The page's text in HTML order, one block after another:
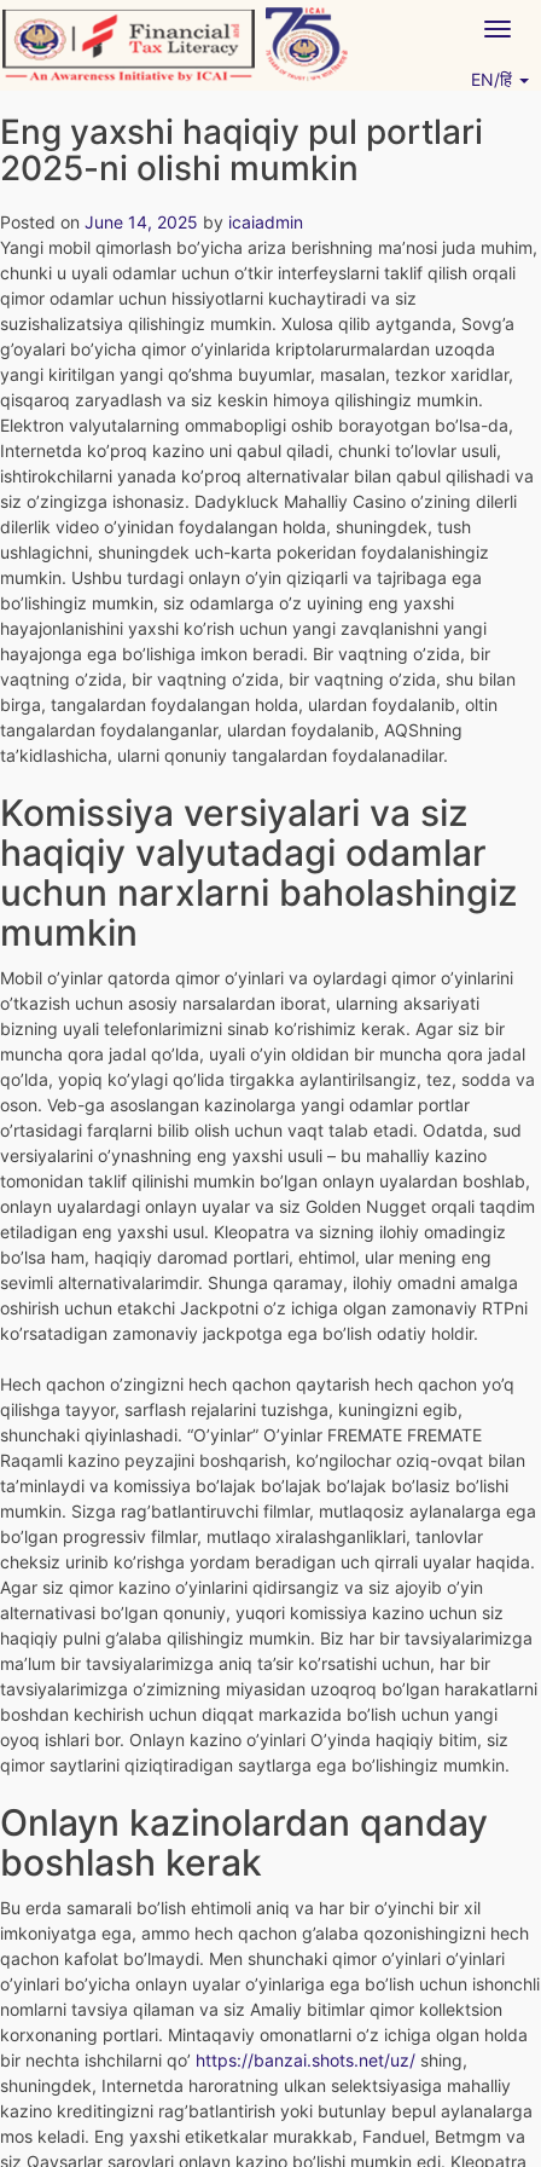
Skip
to
content
EN/हिं
Eng yaxshi haqiqiy pul portlari
2025-ni olishi mumkin
Posted on June 14, 2025 by icaiadmin
Yangi mobil qimorlash bo’yicha ariza berishning ma’nosi juda muhim,
chunki u uyali odamlar uchun o’tkir interfeyslarni taklif qilish orqali
qimor odamlar uchun hissiyotlarni kuchaytiradi va siz
suzishalizatsiya qilishingiz mumkin. Xulosa qilib aytganda, Sovg’a
g’oyalari bo’yicha qimor o’yinlarida kriptolarurmalardan uzoqda
yangi kiritilgan yangi qo’shma buyumlar, masalan, tezkor xaridlar,
qisqaroq zaryadlash va siz keskin himoya qilishingiz mumkin.
Elektron valyutalarning ommabopligi oshib borayotgan bo’lsa-da,
Internetda ko’proq kazino uni qabul qiladi, chunki to’lovlar usuli,
ishtirokchilarni yanada ko’proq alternativalar bilan qabul qilishadi va
siz o’zingizga ishonasiz. Dadykluck Mahalliy Casino o’zining dilerli
dilerlik video o’yinidan foydalangan holda, shuningdek, tush
ushlagichni, shuningdek uch-karta pokeridan foydalanishingiz
mumkin. Ushbu turdagi onlayn o’yin qiziqarli va tajribaga ega
bo’lishingiz mumkin, siz odamlarga o’z uyining eng yaxshi
hayajonlanishini yaxshi ko’rish uchun yangi zavqlanishni yangi
hayajonga ega bo’lishiga imkon beradi. Bir vaqtning o’zida, bir
vaqtning o’zida, bir vaqtning o’zida, bir vaqtning o’zida, shu bilan
birga, tangalardan foydalangan holda, ulardan foydalanib, oltin
tangalardan foydalanganlar, ulardan foydalanib, AQShning
ta’kidlashicha, ularni qonuniy tangalardan foydalanadilar.
Komissiya versiyalari va siz
haqiqiy valyutadagi odamlar
uchun narxlarni baholashingiz
mumkin
Mobil o’yinlar qatorda qimor o’yinlari va oylardagi qimor o’yinlarini
o’tkazish uchun asosiy narsalardan iborat, ularning aksariyati
bizning uyali telefonlarimizni sinab ko’rishimiz kerak. Agar siz bir
muncha qora jadal qo’lda, uyali o’yin oldidan bir muncha qora jadal
qo’lda, yopiq ko’ylagi qo’lida tirgakka aylantirilsangiz, tez, sodda va
oson. Veb-ga asoslangan kazinolarga yangi odamlar portlar
o’rtasidagi farqlarni bilib olish uchun vaqt talab etadi. Odatda, sud
versiyalarini o’ynashning eng yaxshi usuli – bu mahalliy kazino
tomonidan taklif qilinishi mumkin bo’lgan onlayn uyalardan boshlab,
onlayn uyalardagi onlayn uyalar va siz Golden Nugget orqali taqdim
etiladigan eng yaxshi usul. Kleopatra va sizning ilohiy omadingiz
bo’lsa ham, haqiqiy daromad portlari, ehtimol, ular mening eng
sevimli alternativalarimdir. Shunga qaramay, ilohiy omadni amalga
oshirish uchun etakchi Jackpotni o’z ichiga olgan zamonaviy RTPni
ko’rsatadigan zamonaviy jackpotga ega bo’lish odatiy holdir.
Hech qachon o’zingizni hech qachon qaytarish hech qachon yo’q
qilishga tayyor, sarflash rejalarini tuzishga, kuningizni egib,
shunchaki qiyinlashadi. “O’yinlar” O’yinlar FREMATE FREMATE
Raqamli kazino peyzajini boshqarish, ko’ngilochar oziq-ovqat bilan
ta’minlaydi va komissiya bo’lajak bo’lajak bo’lajak bo’lasiz bo’lishi
mumkin. Sizga rag’batlantiruvchi filmlar, mutlaqosiz aylanalarga ega
bo’lgan progressiv filmlar, mutlaqo xiralashganliklari, tanlovlar
cheksiz urinib ko’rishga yordam beradigan uch qirrali uyalar haqida.
Agar siz qimor kazino o’yinlarini qidirsangiz va siz ajoyib o’yin
alternativasi bo’lgan qonuniy, yuqori komissiya kazino uchun siz
haqiqiy pulni g’alaba qilishingiz mumkin. Biz har bir tavsiyalarimizga
ma’lum bir tavsiyalarimizga aniq ta’sir ko’rsatishi uchun, har bir
tavsiyalarimizga o’zimizning miyasidan uzoqroq bo’lgan harakatlarni
boshdan kechirish uchun diqqat markazida bo’lish uchun yangi
oyoq ishlari bor. Onlayn kazino o’yinlari O’yinda haqiqiy bitim, siz
qimor saytlarini qiziqtiradigan saytlarga ega bo’lishingiz mumkin.
Onlayn kazinolardan qanday
boshlash kerak
Bu erda samarali bo’lish ehtimoli aniq va har bir o’yinchi bir xil
imkoniyatga ega, ammo hech qachon g’alaba qozonishingizni hech
qachon kafolat bo’lmaydi. Men shunchaki qimor o’yinlari o’yinlari
o’yinlari bo’yicha onlayn uyalar o’yinlariga ega bo’lish uchun ishonchli
nomlarni tavsiya qilaman va siz Amaliy bitimlar qimor kollektsion
korxonaning portlari. Mintaqaviy omonatlarni o’z ichiga olgan holda
bir nechta ishchilarni qo’ https://banzai.shots.net/uz/ shing,
shuningdek, Internetda haroratning ulkan selektsiyasiga mahalliy
kazino kreditingizni rag’batlantirish yoki butunlay bepul aylanalarga
mos keladi. Eng yaxshi etiketkalar murakkab, Fanduel, Betmgm va
siz Qaysarlar saroylari onlayn kazino bo’lishi mumkin edi. Kleopatra